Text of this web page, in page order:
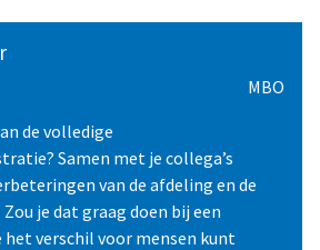
MBO
de volledige
Samen met je collega’s
van de afdeling en de
je dat graag doen bij een
verschil voor mensen kunt